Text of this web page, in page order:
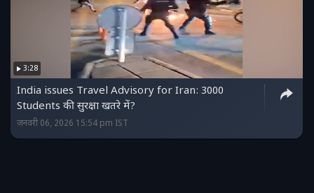
3:28
India issues Travel Advisory for Iran: 3000
Students की सुरक्षा खतरे में?
जनवरी 06, 2026 15:54 pm IST